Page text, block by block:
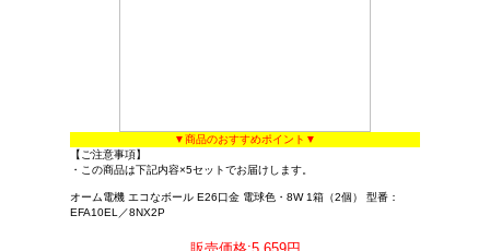
▼商品のおすすめポイント▼
【ご注意事項】
・この商品は下記内容×5セットでお届けします。
オーム電機 エコなボール E26口金 電球色・8W 1箱（2個） 型番：
EFA10EL／8NX2P